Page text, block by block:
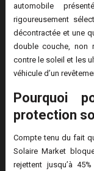
automobile
rigoureusement
décontractée et une
double couche, non
contre le soleil et les
véhicule d’un
Pourquoi
protection
Compte tenu du fait
Solaire Market
rejettent jusqu’à